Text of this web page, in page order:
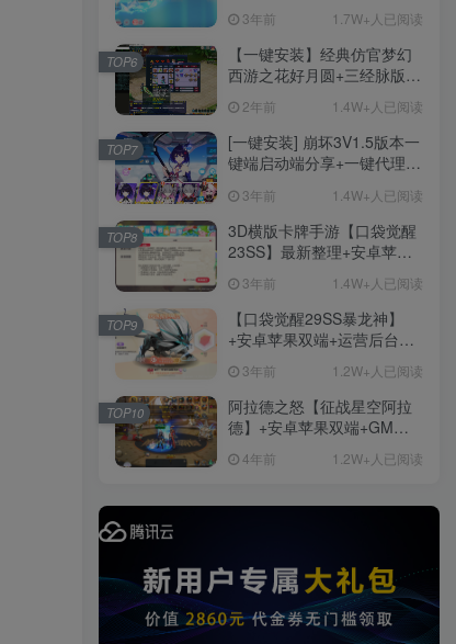
+支付对接+安卓苹果双端+运
营后台+GM授权后台+代理
后台
3年前 1.7W+人已阅读
【一键安装】经典仿官梦幻
西游之花好月圆+三经脉版本
卡+剧情活动+视频搭建及其
他修改资料
2年前 1.4W+人已阅读
TOP6
[一键安装] 崩坏3V1.5版本一
键端启动端分享+一键代理
ID+详细指令+极简一键修改
3年前 1.4W+人已阅读
TOP7
3D横版卡牌手游【口袋觉醒
23SS】最新整理+安卓苹果
细搭建教程
3年前 1.4W+人已阅读
TOP8
【口袋觉醒29SS暴龙神】
+安卓苹果双端+运营后台
端 3年前 1.2W+人已阅读
TOP9
阿拉德之怒【征战星空阿拉
德】+安卓苹果双端+GM授
+详细教程
4年前 1.2W+人已阅读
TOP10